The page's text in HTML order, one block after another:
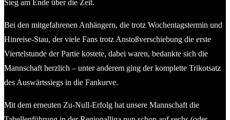
Sieg am Ende über die Zeit.
Bei den mitgefahrenen Anhängern, die trotz Wochentagstermin und
Hinreise-Stau, der viele Fans trotz Anstoßverschiebung die erste
Viertelstunde der Partie kostete, dabei waren, bedankte sich die
Mannschaft herzlich – unter anderem ging der komplette Trikotsatz
des Auswärtssiegs in die Fankurve.
Mit dem erneuten Zu-Null-Erfolg hat unsere Mannschaft die